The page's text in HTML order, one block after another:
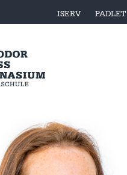
ISERV PADLET